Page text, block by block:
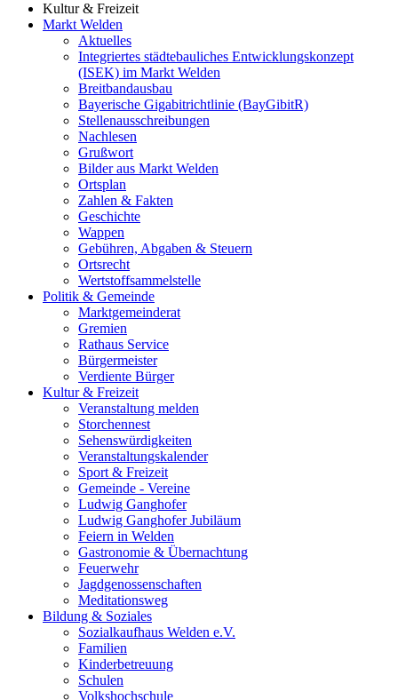
Kultur & Freizeit
Markt Welden
Aktuelles
Integriertes städtebauliches Entwicklungskonzept
(ISEK) im Markt Welden
Breitbandausbau
Bayerische Gigabitrichtlinie (BayGibitR)
Stellenausschreibungen
Nachlesen
Grußwort
Bilder aus Markt Welden
Ortsplan
Zahlen & Fakten
Geschichte
Wappen
Gebühren, Abgaben & Steuern
Ortsrecht
Wertstoffsammelstelle
Politik & Gemeinde
Marktgemeinderat
Gremien
Rathaus Service
Bürgermeister
Verdiente Bürger
Kultur & Freizeit
Veranstaltung melden
Storchennest
Sehenswürdigkeiten
Veranstaltungskalender
Sport & Freizeit
Gemeinde - Vereine
Ludwig Ganghofer
Ludwig Ganghofer Jubiläum
Feiern in Welden
Gastronomie & Übernachtung
Feuerwehr
Jagdgenossenschaften
Meditationsweg
Bildung & Soziales
Sozialkaufhaus Welden e.V.
Familien
Kinderbetreuung
Schulen
Volkshochschule